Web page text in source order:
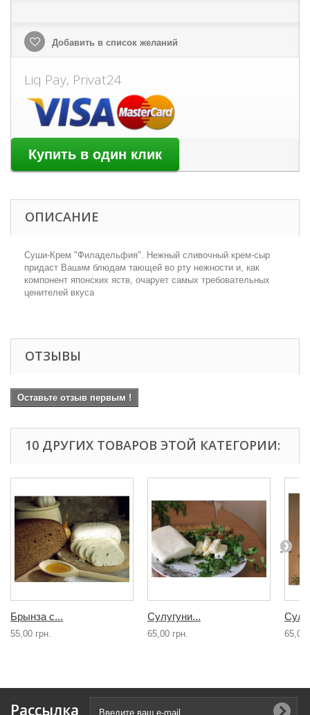
Добавить в список желаний
Liq Pay, Privat24
ОПИСАНИЕ
Суши-Крем "Филадельфия". Нежный сливочный крем-сыр
придаст Вашим блюдам тающей во рту нежности и, как
компонент японских яств, очарует самых требовательных
ценителей вкуса
ОТЗЫВЫ
Оставьте отзыв первым !
10 ДРУГИХ ТОВАРОВ ЭТОЙ КАТЕГОРИИ:
Брынза с...
55,00 грн.
Сулугуни...
65,00 грн. 65,00
Рассылка